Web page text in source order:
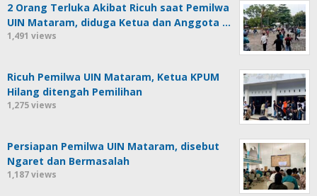
2 Orang Terluka Akibat Ricuh saat Pemilwa
UIN Mataram, diduga Ketua dan Anggota …
1,491 views
Ricuh Pemilwa UIN Mataram, Ketua KPUM
Hilang ditengah Pemilihan
1,275 views
Persiapan Pemilwa UIN Mataram, disebut
Ngaret dan Bermasalah
1,187 views